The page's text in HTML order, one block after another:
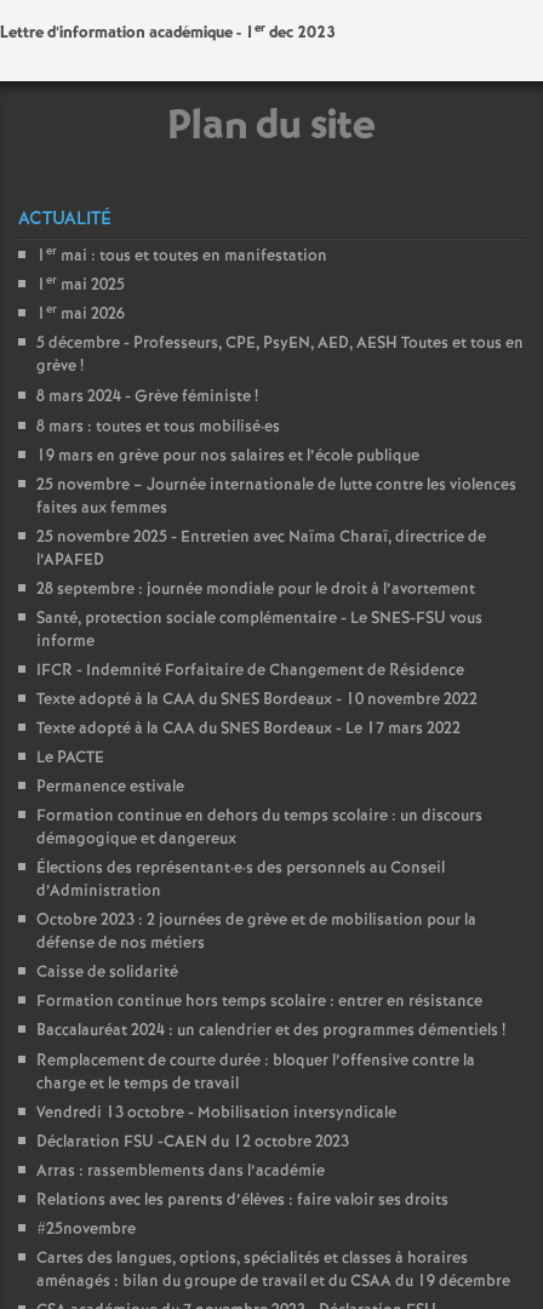
e
n
i
g
n
e
m
e
n
t
s
d
e
S
e
c
Lettre d’information académique - 1 er dec 2023
Plan du site
ACTUALITÉ
1 er mai : tous et toutes en manifestation
1 er mai 2025
1 er mai 2026
5 décembre - Professeurs, CPE, PsyEN, AED, AESH Toutes et tous en
grève!
8 mars 2024 - Grève féministe!
8 mars : toutes et tous mobilisé·es
19 mars en grève pour nos salaires et l’école publique
25 novembre – Journée internationale de lutte contre les violences
faites aux femmes
25 novembre 2025 - Entretien avec Naïma Charaï, directrice de
l’APAFED
28 septembre : journée mondiale pour le droit à l’avortement
Santé, protection sociale complémentaire - Le SNES-FSU vous
informe
IFCR - Indemnité Forfaitaire de Changement de Résidence
Texte adopté à la CAA du SNES Bordeaux - 10 novembre 2022
Texte adopté à la CAA du SNES Bordeaux - Le 17 mars 2022
Le PACTE
Permanence estivale
Formation continue en dehors du temps scolaire : un discours
démagogique et dangereux
Élections des représentant·e·s des personnels au Conseil
d’Administration
Octobre 2023 : 2 journées de grève et de mobilisation pour la
défense de nos métiers
Caisse de solidarité
Formation continue hors temps scolaire : entrer en résistance
Baccalauréat 2024 : un calendrier et des programmes démentiels !
Remplacement de courte durée : bloquer l’offensive contre la
charge et le temps de travail
Vendredi 13 octobre - Mobilisation intersyndicale
Déclaration FSU -CAEN du 12 octobre 2023
Arras : rassemblements dans l’académie
Relations avec les parents d’élèves : faire valoir ses droits
#25novembre
Cartes des langues, options, spécialités et classes à horaires
aménagés : bilan du groupe de travail et du CSAA du 19 décembre